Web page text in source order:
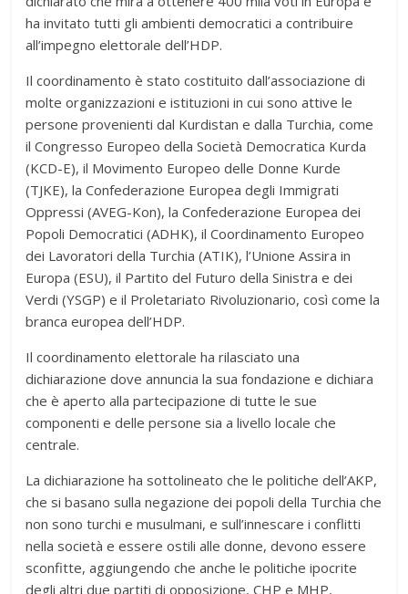
ha invitato tutti gli ambienti democratici a contribuire
all’impegno elettorale dell’HDP.
Il coordinamento è stato costituito dall’associazione di
molte organizzazioni e istituzioni in cui sono attive le
persone provenienti dal Kurdistan e dalla Turchia, come
il Congresso Europeo della Società Democratica Kurda
(KCD-E), il Movimento Europeo delle Donne Kurde
(TJKE), la Confederazione Europea degli Immigrati
Oppressi (AVEG-Kon), la Confederazione Europea dei
Popoli Democratici (ADHK), il Coordinamento Europeo
dei Lavoratori della Turchia (ATIK), l’Unione Assira in
Europa (ESU), il Partito del Futuro della Sinistra e dei
Verdi (YSGP) e il Proletariato Rivoluzionario, così come la
branca europea dell’HDP.
Il coordinamento elettorale ha rilasciato una
dichiarazione dove annuncia la sua fondazione e dichiara
che è aperto alla partecipazione di tutte le sue
componenti e delle persone sia a livello locale che
centrale.
La dichiarazione ha sottolineato che le politiche dell’AKP,
che si basano sulla negazione dei popoli della Turchia che
non sono turchi e musulmani, e sull’innescare i conflitti
nella società e essere ostili alle donne, devono essere
sconfitte, aggiungendo che anche le politiche ipocrite
degli altri due partiti di opposizione, CHP e MHP,